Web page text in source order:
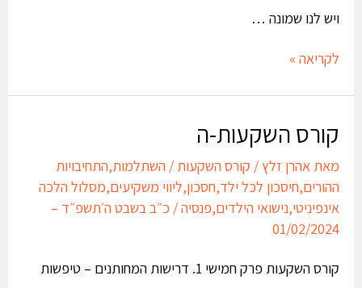
ויש לנו שמונה …
לקריאה »
קורס השקעות-ה
מאתאהרן זלץ/קורס השקעות/השתלמות,התחיבויות
ההורים,חיסכון לכל ילד,חסכון,ליווי משקיעים,מסלול הלכה
אינפיניטי,נישואי הילדים,פנסיה/כ״ב בשבט ה׳תשפ״ד –
01/02/2024
קורס השקעות פרק חמישי 1. דרישות המחותנים – טיפשות